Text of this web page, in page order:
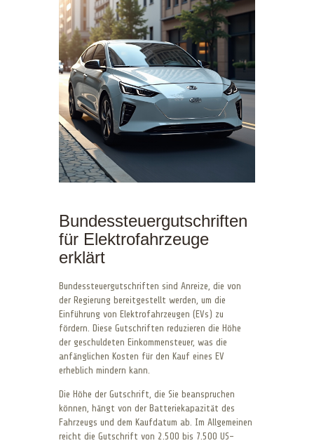
Bundessteuergutschriften
für Elektrofahrzeuge
erklärt
Bundessteuergutschriften sind Anreize, die von
der Regierung bereitgestellt werden, um die
Einführung von Elektrofahrzeugen (EVs) zu
fördern. Diese Gutschriften reduzieren die Höhe
der geschuldeten Einkommensteuer, was die
anfänglichen Kosten für den Kauf eines EV
erheblich mindern kann.
Die Höhe der Gutschrift, die Sie beanspruchen
können, hängt von der Batteriekapazität des
Fahrzeugs und dem Kaufdatum ab. Im Allgemeinen
reicht die Gutschrift von 2.500 bis 7.500 US-